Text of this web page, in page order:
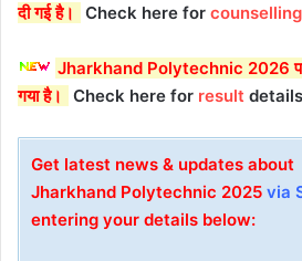
दी गई है।
Check here for counselling
Jharkhand Polytechnic 2026
गया है।
Check here for result
Get latest news & updates about
Jharkhand Polytechnic 2025 via
entering your details below: